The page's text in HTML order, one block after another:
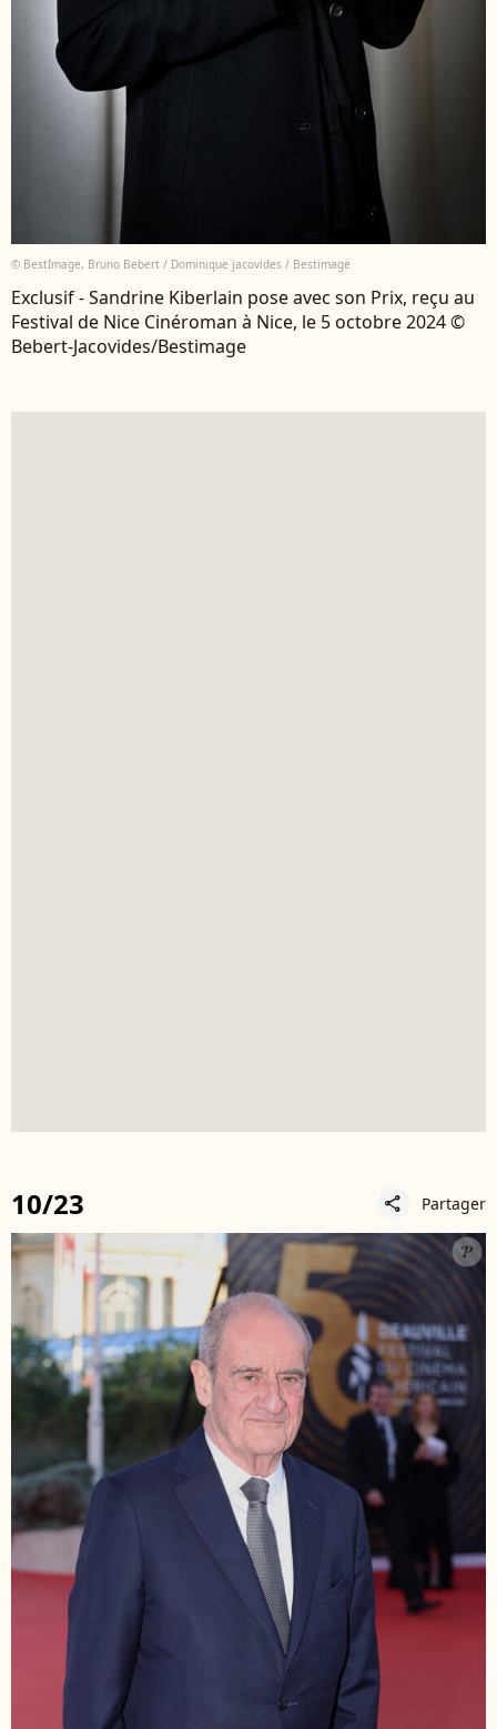
© BestImage, Bruno Bebert / Dominique jacovides / Bestimage
Exclusif - Sandrine Kiberlain pose avec son Prix, reçu au
Festival de Nice Cinéroman à Nice, le 5 octobre 2024 ©
Bebert-Jacovides/Bestimage
10/23 share Partager